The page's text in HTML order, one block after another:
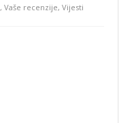
,Vaše recenzije,Vijesti